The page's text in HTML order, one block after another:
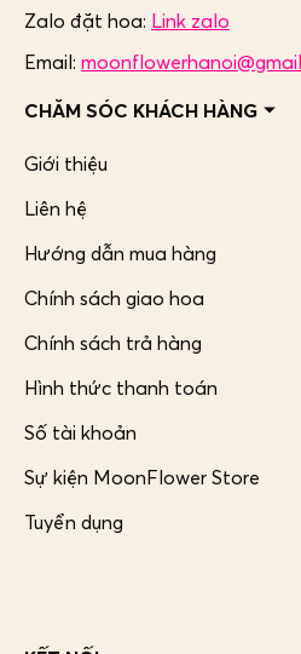
Zalo đặt hoa: Link zalo
Email:
CHĂM SÓC KHÁCH HÀNG
Giới thiệu
Liên hệ
Hướng dẫn mua hàng
Chính sách giao hoa
Chính sách trả hàng
Hình thức thanh toán
Số tài khoản
Sự kiện MoonFlower Store
Tuyển dụng